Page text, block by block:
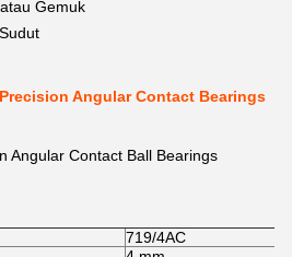
Gemuk
Angular Contact Bearings
Angular Contact Ball Bearings
719/4AC